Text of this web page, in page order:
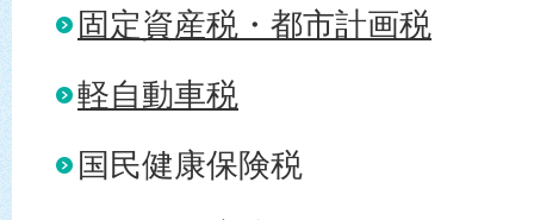
固定資産税・都市計画税
軽自動車税
国民健康保険税